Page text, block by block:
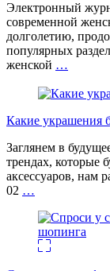
Электронный
современной
долголетию,
популярных
женской …
Какие украшения
Заглянем в
трендах, которые
аксессуаров, нам
02 …